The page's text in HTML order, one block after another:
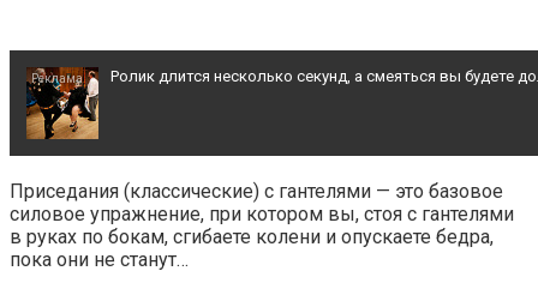
Приседания (классические) с гантелями — это базовое
силовое упражнение, при котором вы, стоя с гантелями
в руках по бокам, сгибаете колени и опускаете бедра,
пока они не станут…
Ролик длится несколько секунд, а смеяться вы будете
Этот танец невесты оставит вас без слов!